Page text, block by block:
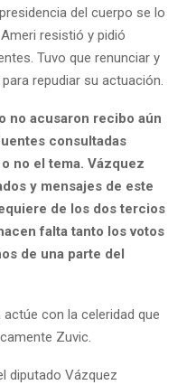
del cuerpo se lo
resistió y pidió
Tuvo que renunciar y
repudiar su actuación.
no acusaron recibo aún
consultadas
no el tema. Vázquez
y mensajes de este
de los dos tercios
falta tanto los votos
de una parte del
con la celeridad que
Zuvic.
diputado Vázquez